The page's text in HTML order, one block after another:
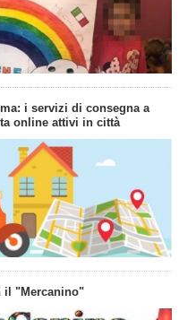
i servizi di consegna a
online attivi in città
il "Mercanino"